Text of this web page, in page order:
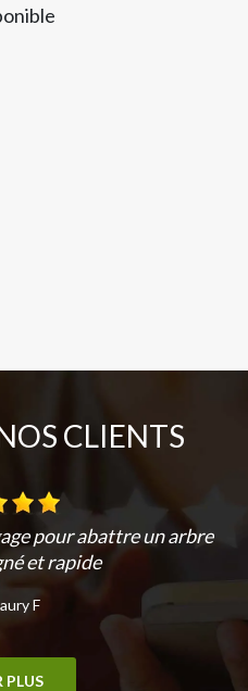
CLIENTS
pour abattre un arbre
et rapide
F
PLUS